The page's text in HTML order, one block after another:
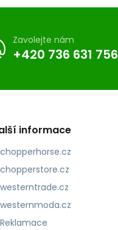
Zavolejte nám
+420 736 631 756
informace
chopperhorse.cz
chopperstore.cz
westerntrade.cz
westernmoda.cz
Reklamace